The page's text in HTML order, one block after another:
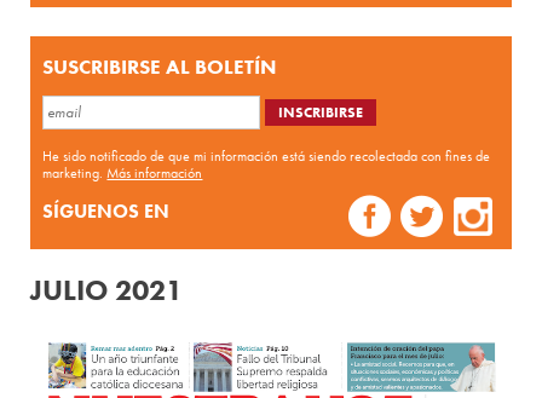
SUSCRIBIRSE AL BOLETÍN
He sido notificado de que mi información está siendo recolectada con fines de
marketing.Más información
SÍGUENOS EN
JULIO 2021